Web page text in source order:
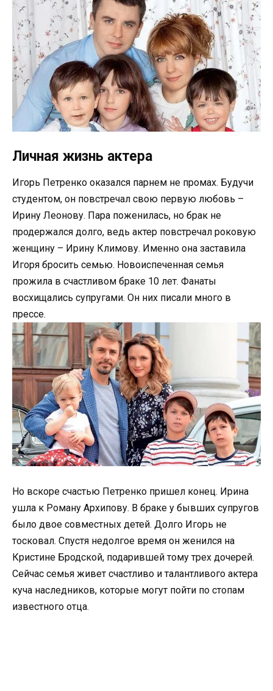
Личная жизнь актера
Игорь Петренко оказался парнем не промах. Будучи
студентом, он повстречал свою первую любовь –
Ирину Леонову. Пара поженилась, но брак не
продержался долго, ведь актер повстречал роковую
женщину – Ирину Климову. Именно она заставила
Игоря бросить семью. Новоиспеченная семья
прожила в счастливом браке 10 лет. Фанаты
восхищались супругами. Он них писали много в
прессе.
Но вскоре счастью Петренко пришел конец. Ирина
ушла к Роману Архипову. В браке у бывших супругов
было двое совместных детей. Долго Игорь не
тосковал. Спустя недолгое время он женился на
Кристине Бродской, подарившей тому трех дочерей.
Сейчас семья живет счастливо и талантливого актера
куча наследников, которые могут пойти по стопам
известного отца.